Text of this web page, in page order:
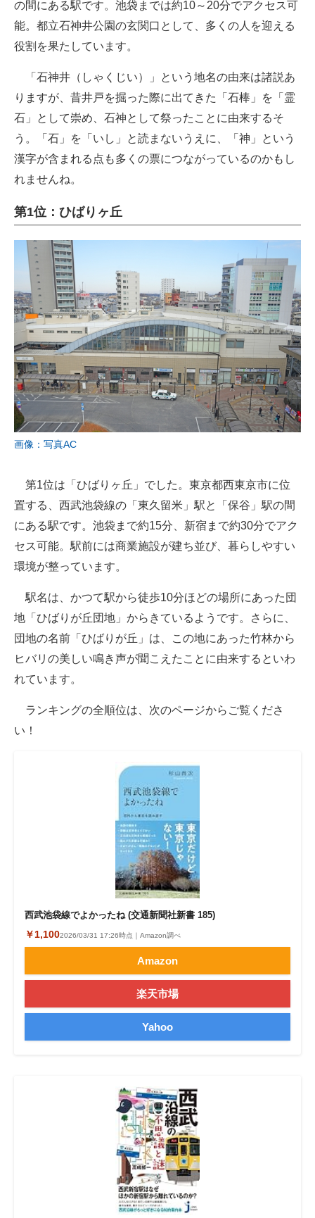
の間にある駅です。池袋までは約10～20分でアクセス可
能。都立石神井公園の玄関口として、多くの人を迎える
役割を果たしています。
「石神井（しゃくじい）」という地名の由来は諸説あ
りますが、昔井戸を掘った際に出てきた「石棒」を「霊
石」として崇め、石神として祭ったことに由来するそ
う。「石」を「いし」と読まないうえに、「神」という
漢字が含まれる点も多くの票につながっているのかもし
れませんね。
第1位：ひばりヶ丘
画像：写真AC
第1位は「ひばりヶ丘」でした。東京都西東京市に位
置する、西武池袋線の「東久留米」駅と「保谷」駅の間
にある駅です。池袋まで約15分、新宿まで約30分でアク
セス可能。駅前には商業施設が建ち並び、暮らしやすい
環境が整っています。
駅名は、かつて駅から徒歩10分ほどの場所にあった団
地「ひばりが丘団地」からきているようです。さらに、
団地の名前「ひばりが丘」は、この地にあった竹林から
ヒバリの美しい鳴き声が聞こえたことに由来するといわ
れています。
ランキングの全順位は、次のページからご覧くださ
い！
西武池袋線でよかったね (交通新聞社新書 185)
￥1,1002026/03/31 17:26時点｜Amazon調べ
Amazon
楽天市場
Yahoo